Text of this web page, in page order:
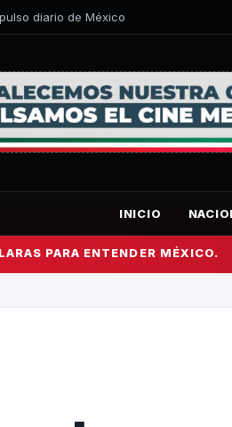
diario de México
INICIO
PARA ENTENDER MÉXICO.